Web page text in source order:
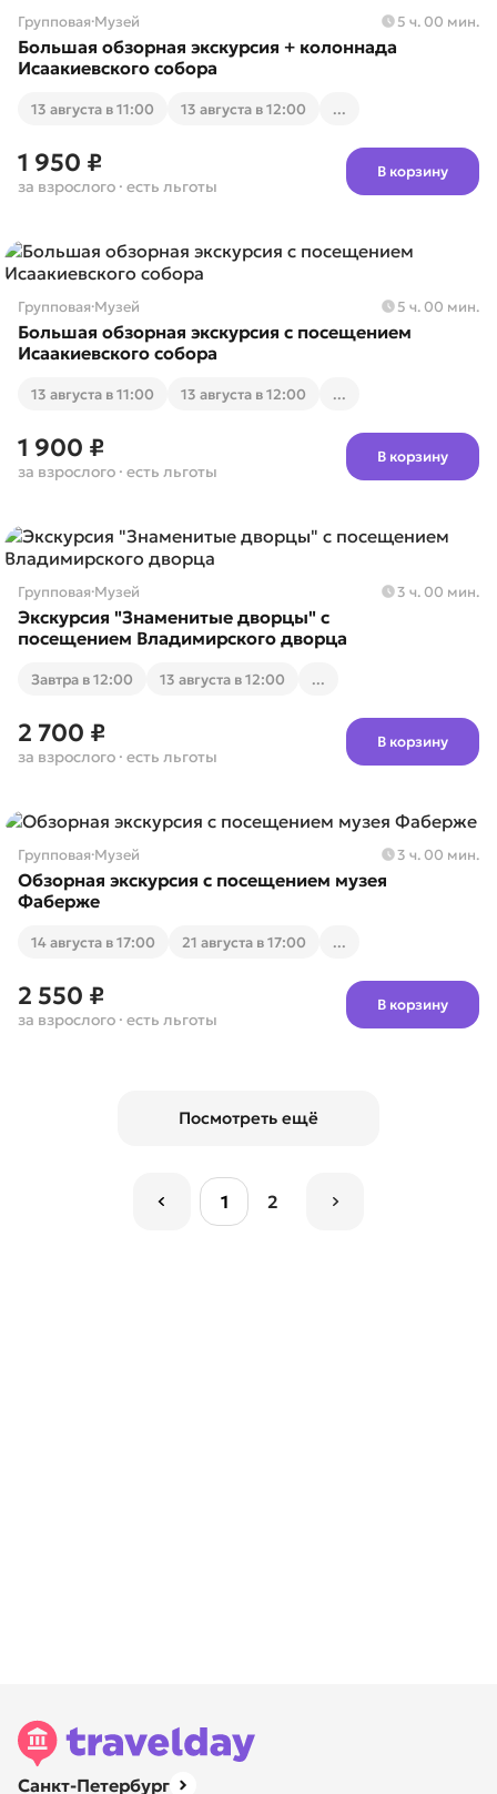
Групповая·Музей 5 ч. 00 мин.
Большая обзорная экскурсия + колоннада
Исаакиевского собора
13 августа в 11:00 13 августа в 12:00 ...
1 950 ₽
за взрослого · есть льготы
В корзину
Групповая·Музей 5 ч. 00 мин.
Большая обзорная экскурсия с посещением
Исаакиевского собора
13 августа в 11:00 13 августа в 12:00 ...
1 900 ₽
за взрослого · есть льготы
В корзину
Групповая·Музей 3 ч. 00 мин.
Экскурсия "Знаменитые дворцы" с
посещением Владимирского дворца
Завтра в 12:00 13 августа в 12:00 ...
2 700 ₽
за взрослого · есть льготы
В корзину
Групповая·Музей 3 ч. 00 мин.
Обзорная экскурсия с посещением музея
Фаберже
14 августа в 17:00 21 августа в 17:00 ...
2 550 ₽
за взрослого · есть льготы
В корзину
Посмотреть ещё
1 2
Санкт-Петербург